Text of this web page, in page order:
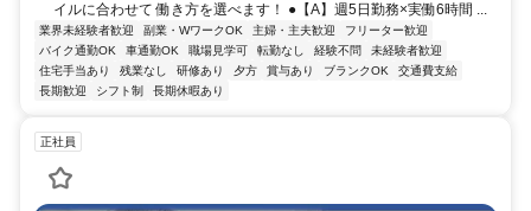
イルに合わせて 働き方を選べます！ ●【A】週5日勤務×実働6時間 ...
業界未経験者歓迎 副業・WワークOK 主婦・主夫歓迎
フリーター歓迎
バイク通勤OK
車通勤OK 職場見学可 転勤なし 経験不問
未経験者歓迎
住宅手当あり
残業なし 研修あり 夕方 賞与あり ブランクOK
交通費支給
長期歓迎
シフト制 長期休暇あり
正社員